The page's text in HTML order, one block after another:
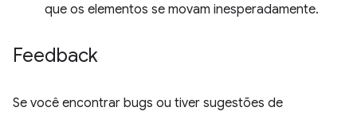
que os elementos se movam inesperadamente.
Feedback
Se você encontrar bugs ou tiver sugestões de